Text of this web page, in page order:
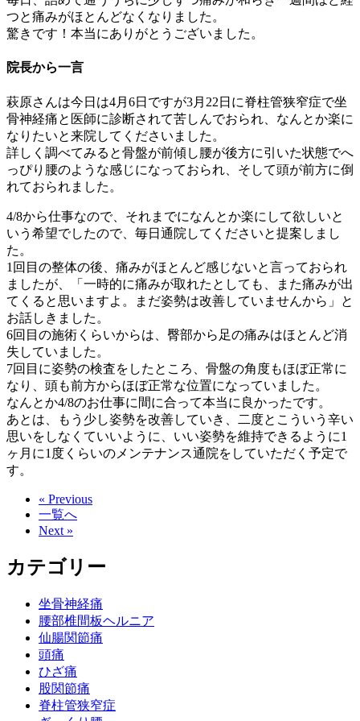
つと痛みがほとんどなくなりました。
驚きです！本当にありがとうございました。
院長から一言
萩原さんは今日は4月6日ですが3月22日に脊柱管狭窄症で坐
骨神経痛と医師に診断されて苦しんでおられ、なんとか楽に
なりたいと来院してくださいました。
詳しく調べてみると骨盤が前傾し腰が後方に引いた状態でへ
っぴり 腰のような感じになっておられ、そして頭が前方に倒
れておられま した。
4/8から仕事なので、それまでになんとか楽にして欲しいと
いう 希望でしたので、毎日通院してくださいと提案しまし
た。
1回目の整体の後、痛みがほとんど感じないと言っておられ
ましたが、「一時的に痛みが取れたとしても、また痛みが出
てくると思い ますよ。まだ姿勢は改善していませんから」と
お話しきました。
6回目の施術くらいからは、臀部から足の痛みはほとんど消
失していました。
7回目に姿勢の検査をしたところ、骨盤の角度もほぼ正常に
なり、 頭も前方からほぼ正常な位置になっていました。
なんとか4/8のお仕事に間に合って本当に良かったです。
あとは、もう少し姿勢を改善していき、二度とこういう辛い
思いを しなくていいように、いい姿勢を維持できるように1
ヶ月に1度く らいのメンテナンス通院をしていただく予定で
す。
« Previous
一覧へ
Next »
カテゴリー
坐骨神経痛
腰部椎間板ヘルニア
仙腸関節痛
頭痛
ひざ痛
股関節痛
脊柱管狭窄症